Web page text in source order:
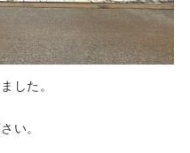
した。
い。